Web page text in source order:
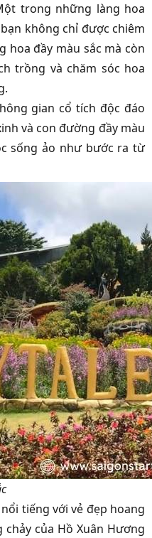
trong những làng hoa
không chỉ được chiêm
hoa đầy màu sắc mà còn
trồng và chăm sóc hoa
gian cổ tích độc đáo
và con đường đầy màu
sống ảo như bước ra từ
tiếng với vẻ đẹp hoang
của Hồ Xuân Hương